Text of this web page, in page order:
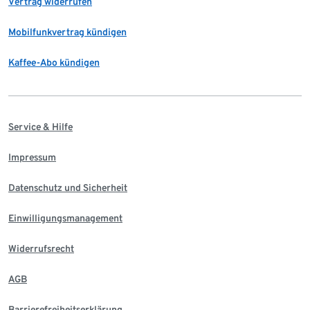
Mobilfunkvertrag kündigen
Kaffee-Abo kündigen
Service & Hilfe
Impressum
Datenschutz und Sicherheit
Einwilligungsmanagement
Widerrufsrecht
AGB